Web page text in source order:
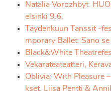
Natalia Vorozhbyt:
elsinki 9.6.
Täydenkuun Tanssit -
mporary Ballet: Sano
Black&White
Vekarateateatteri,
Oblivia: With Pleasure
kset. Liisa Pentti &